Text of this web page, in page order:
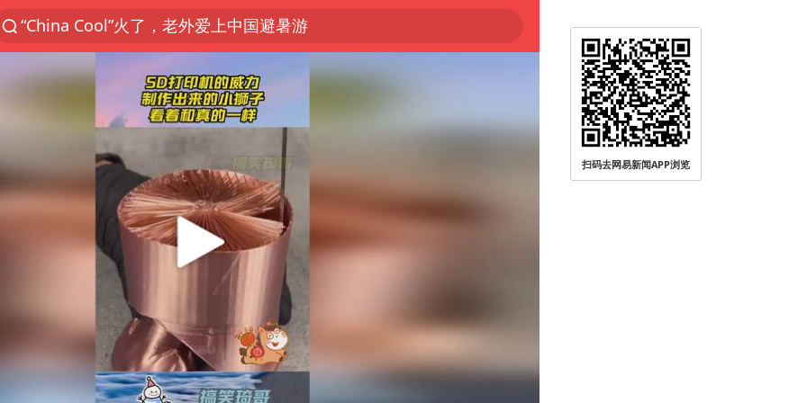
“China Cool”火了，老外爱上中国避暑游
台风白海豚闭眼浙江上海处于危险半圆
浙江台州《告全体市民书》
张本智和：零封向鹏不意外
云南一地村民过火把节意外灼伤16人
泰国初中生饮弹自尽前开了26枪
22岁女生独闯南太行失联12天
用AI造出新病毒意味着什么
今年第二强台风将带来多大影响
上半年国内居民出游人次34.63亿
浙江最强风雨时段已锁定
扫码去网易新闻APP浏览